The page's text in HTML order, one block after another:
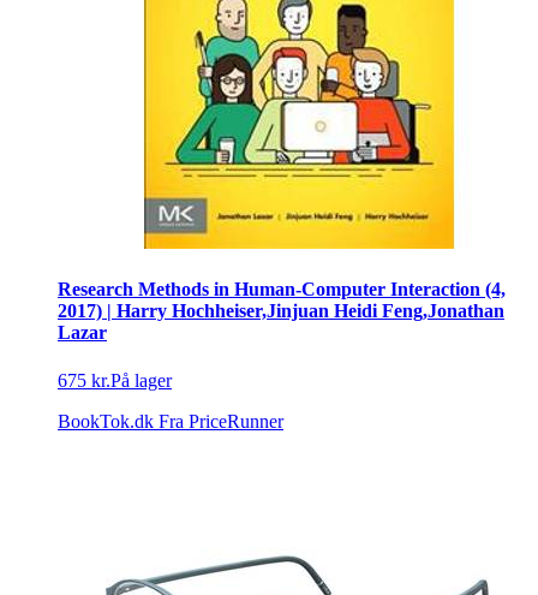
Research Methods in Human-Computer Interaction (4,
2017) | Harry Hochheiser,Jinjuan Heidi Feng,Jonathan
Lazar
675 kr.På lager
BookTok.dk Fra PriceRunner